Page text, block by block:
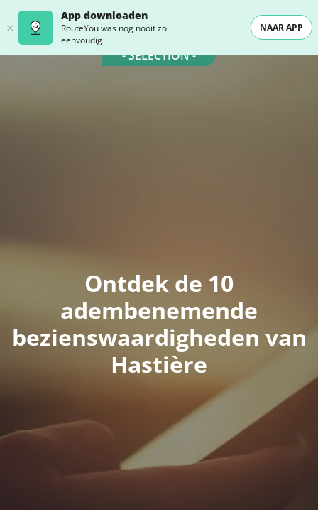
App downloaden
RouteYou was nog nooit zo
eenvoudig
NAAR APP
- SELECTION -
Ontdek de 10
adembenemende
bezienswaardigheden van
Hastière